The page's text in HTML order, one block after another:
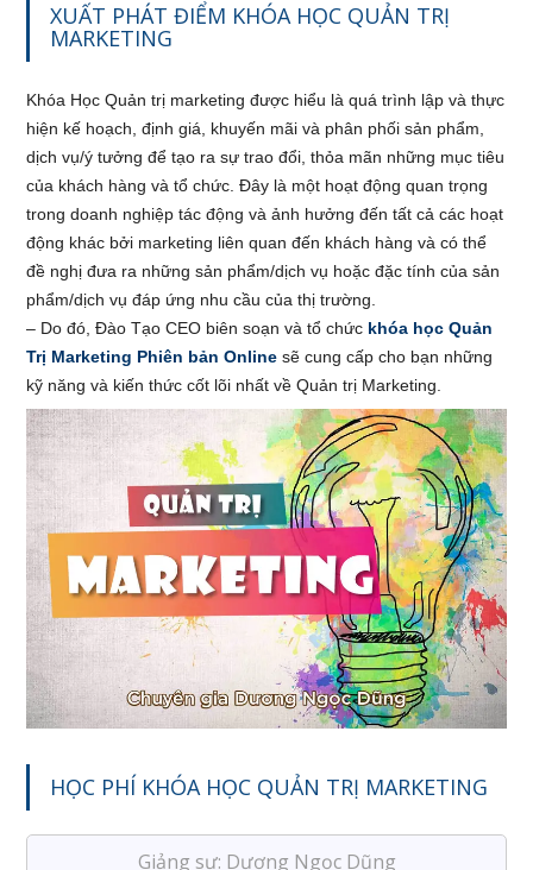
XUẤT PHÁT ĐIỂM KHÓA HỌC QUẢN TRỊ
MARKETING
Khóa Học Quản trị marketing được hiểu là quá trình lập và thực
hiện kế hoạch, định giá, khuyến mãi và phân phối sản phẩm,
dịch vụ/ý tưởng để tạo ra sự trao đổi, thỏa mãn những mục tiêu
của khách hàng và tổ chức. Đây là một hoạt động quan trọng
trong doanh nghiệp tác động và ảnh hưởng đến tất cả các hoạt
động khác bởi marketing liên quan đến khách hàng và có thể
đề nghị đưa ra những sản phẩm/dịch vụ hoặc đặc tính của sản
phẩm/dịch vụ đáp ứng nhu cầu của thị trường.
– Do đó, Đào Tạo CEO biên soạn và tổ chức khóa học Quản
Trị Marketing Phiên bản Online sẽ cung cấp cho bạn những
kỹ năng và kiến thức cốt lõi nhất về Quản trị Marketing.
HỌC PHÍ KHÓA HỌC QUẢN TRỊ MARKETING
Giảng sư: Dương Ngọc Dũng